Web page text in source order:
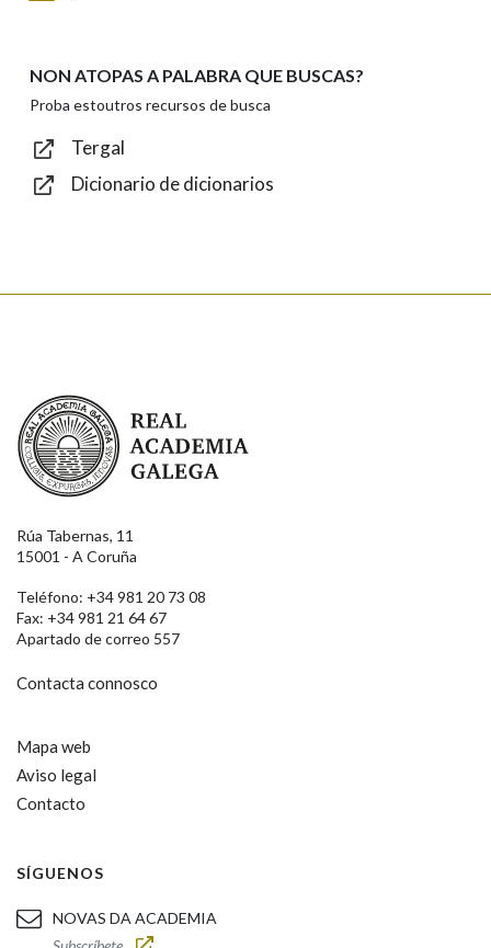
Texto de verificación
NON ATOPAS A PALABRA QUE BUSCAS?
Proba estoutros recursos de busca
Tergal
Dicionario de dicionarios
Real Academia Galega
Rúa Tabernas, 11
15001 - A Coruña
Teléfono: +34 981 20 73 08
Fax: +34 981 21 64 67
Apartado de correo 557
Contacta connosco
Mapa web
Aviso legal
Contacto
SÍGUENOS
NOVAS DA ACADEMIA